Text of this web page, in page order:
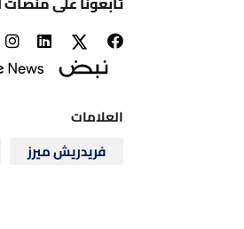
العلامات
فريدريش ميرز